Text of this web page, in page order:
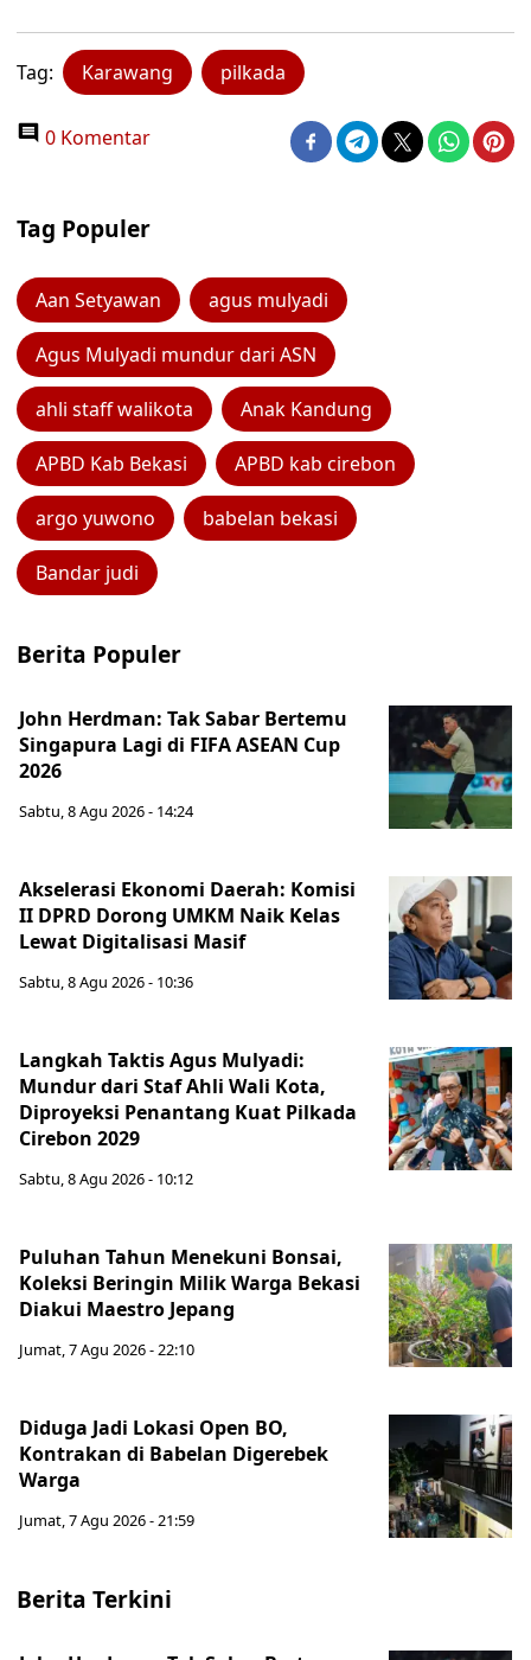
Tag: Karawang pilkada
0 Komentar
Tag Populer
Aan Setyawan agus mulyadi
Agus Mulyadi mundur dari ASN
ahli staff walikota Anak Kandung
APBD Kab Bekasi APBD kab cirebon
argo yuwono babelan bekasi
Bandar judi
Berita Populer
John Herdman: Tak Sabar Bertemu
Singapura Lagi di FIFA ASEAN Cup
2026
Sabtu, 8 Agu 2026 - 14:24
Akselerasi Ekonomi Daerah: Komisi
II DPRD Dorong UMKM Naik Kelas
Lewat Digitalisasi Masif
Sabtu, 8 Agu 2026 - 10:36
Langkah Taktis Agus Mulyadi:
Mundur dari Staf Ahli Wali Kota,
Diproyeksi Penantang Kuat Pilkada
Cirebon 2029
Sabtu, 8 Agu 2026 - 10:12
Puluhan Tahun Menekuni Bonsai,
Koleksi Beringin Milik Warga Bekasi
Diakui Maestro Jepang
Jumat, 7 Agu 2026 - 22:10
Diduga Jadi Lokasi Open BO,
Kontrakan di Babelan Digerebek
Warga
Jumat, 7 Agu 2026 - 21:59
Berita Terkini